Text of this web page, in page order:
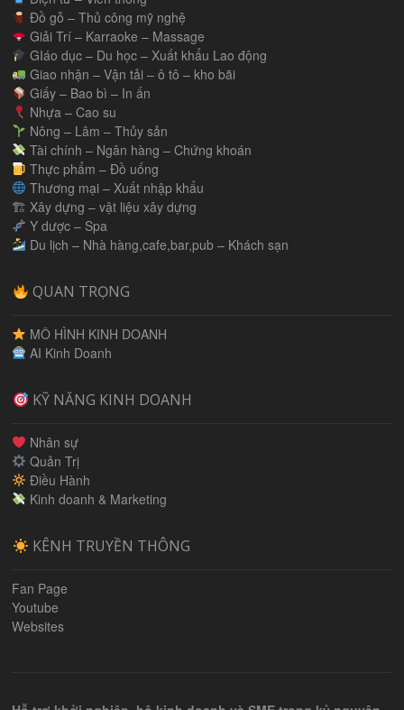
Đồ gỗ – Thủ công mỹ nghệ
Giải Trí – Karraoke – Massage
GIáo dục – Du học – Xuất khẩu Lao động
Giao nhận – Vận tải – ô tô – kho bãi
Giấy – Bao bì – In ấn
Nhựa – Cao su
Nông – Lâm – Thủy sản
Tài chính – Ngân hàng – Chứng khoán
Thực phẩm – Đồ uống
Thương mại – Xuất nhập khẩu
🏗 Xây dựng – vật liệu xây dựng
Y dược – Spa
Du lịch – Nhà hàng,cafe,bar,pub – Khách sạn
QUAN TRỌNG
MÔ HÌNH KINH DOANH
AI Kinh Doanh
KỸ NĂNG KINH DOANH
Nhân sự
Quản Trị
Điều Hành
Kinh doanh & Marketing
KÊNH TRUYỀN THÔNG
Fan Page
Youtube
Websites